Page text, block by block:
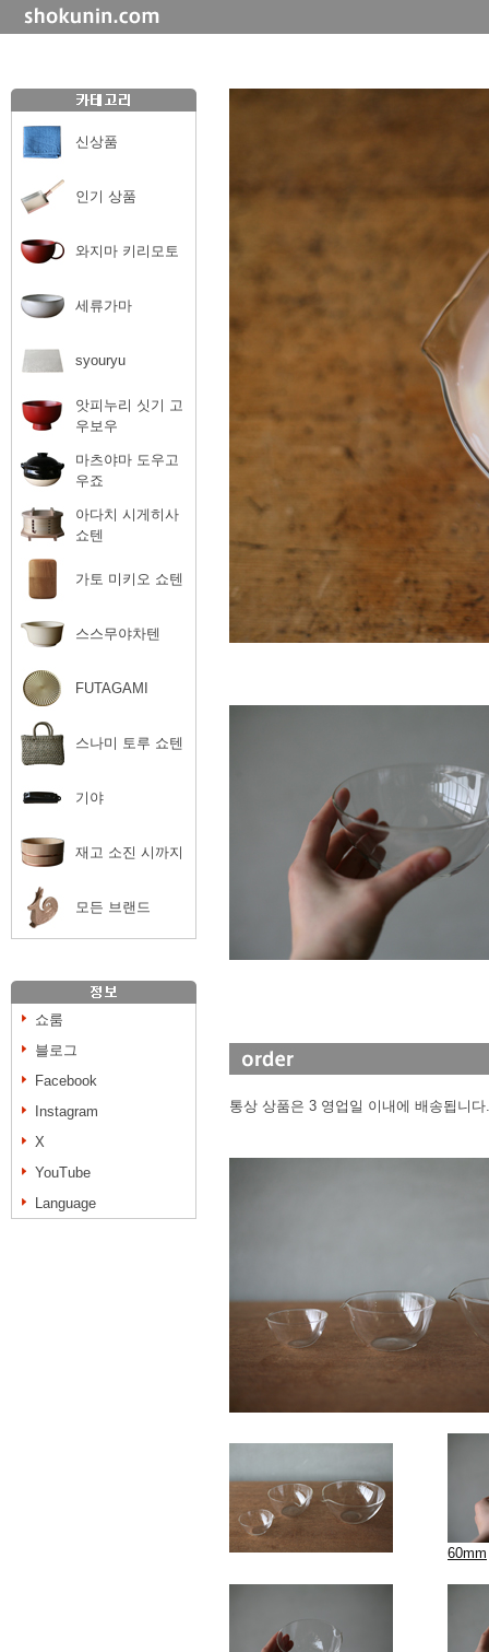
신상품
인기 상품
와지마 키리모토
세류가마
syouryu
앗피누리 싯기 고
우보우
마츠야마 도우고
우죠
아다치 시게히사
쇼텐
가토 미키오 쇼텐
스스무야차텐
FUTAGAMI
스나미 토루 쇼텐
기야
재고 소진 시까지
모든 브랜드
쇼룸
블로그
Facebook
Instagram
X
YouTube
Language
통상 상품은 3 영업일 이내에 배송됩니
60mm